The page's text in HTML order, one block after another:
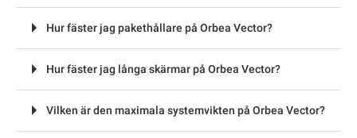
Hur fäster jag pakethållare på Orbea Vector?
Hur fäster jag långa skärmar på Orbea Vector?
Vilken är den maximala systemvikten på Orbea Vector?